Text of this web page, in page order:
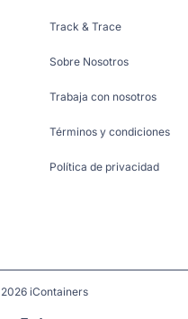
Track & Trace
Sobre Nosotros
Trabaja con nosotros
Términos y condiciones
Política de privacidad
iContainers